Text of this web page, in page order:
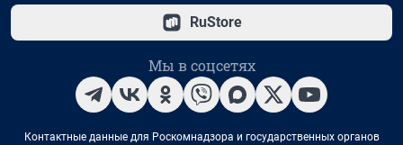
RuStore
Мы в соцсетях
Контактные данные для Роскомнадзора и государственных органов